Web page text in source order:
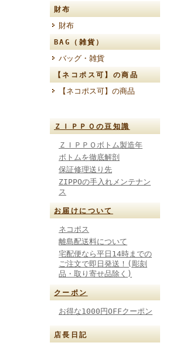
財布
財布
BAG（雑貨）
バッグ・雑貨
【ネコポス可】の商品
【ネコポス可】の商品
ＺＩＰＰＯの豆知識
ＺＩＰＰＯボトム製造年
ボトムを徹底解剖
保証修理送り先
ZIPPOの手入れメンテナン
ス
お届けについて
ネコポス
離島配送料について
宅配便なら平日14時までの
ご注文で即日発送！(彫刻
品・取り寄せ品除く)
クーポン
お得な1000円OFFクーポン
店長日記